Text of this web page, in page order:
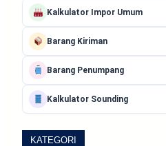
Kalkulator Impor Umum
Barang Kiriman
Barang Penumpang
Kalkulator Sounding
KATEGORI